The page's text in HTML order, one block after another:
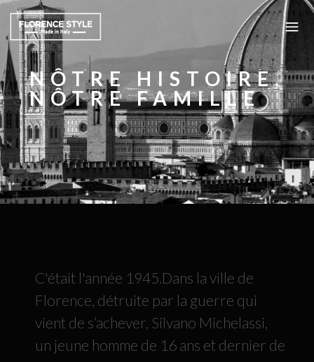
NÔTRE HISTOIRE,
NÔTRE FAMILLE
C'était l'année 1945.Dans la ville de
Florence, détruite par la guerre qui
vient de s’achever, Silvano Michelassi,
un jeune homme de 16 ans et dernier de